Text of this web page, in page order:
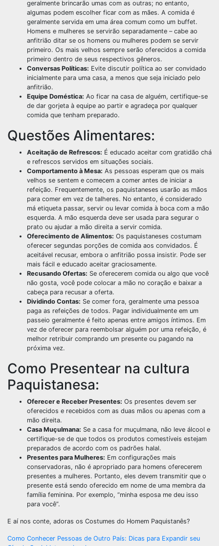
geralmente brincarão umas com as outras; no entanto,
algumas podem escolher ficar com as mães. A comida é
geralmente servida em uma área comum como um buffet.
Homens e mulheres se servirão separadamente – cabe ao
anfitrião ditar se os homens ou mulheres podem se servir
primeiro. Os mais velhos sempre serão oferecidos a comida
primeiro dentro de seus respectivos gêneros.
Conversas Políticas: Evite discutir política ao ser convidado
inicialmente para uma casa, a menos que seja iniciado pelo
anfitrião.
Equipe Doméstica: Ao ficar na casa de alguém, certifique-se
de dar gorjeta à equipe ao partir e agradeça por qualquer
comida que tenham preparado.
Questões Alimentares:
Aceitação de Refrescos: É educado aceitar com gratidão chá
e refrescos servidos em situações sociais.
Comportamento à Mesa: As pessoas esperam que os mais
velhos se sentem e comecem a comer antes de iniciar a
refeição. Frequentemente, os paquistaneses usarão as mãos
para comer em vez de talheres. No entanto, é considerado
má etiqueta passar, servir ou levar comida à boca com a mão
esquerda. A mão esquerda deve ser usada para segurar o
prato ou ajudar a mão direita a servir comida.
Oferecimento de Alimentos: Os paquistaneses costumam
oferecer segundas porções de comida aos convidados. É
aceitável recusar, embora o anfitrião possa insistir. Pode ser
mais fácil e educado aceitar graciosamente.
Recusando Ofertas: Se oferecerem comida ou algo que você
não gosta, você pode colocar a mão no coração e baixar a
cabeça para recusar a oferta.
Dividindo Contas: Se comer fora, geralmente uma pessoa
paga as refeições de todos. Pagar individualmente em um
passeio geralmente é feito apenas entre amigos íntimos. Em
vez de oferecer para reembolsar alguém por uma refeição, é
melhor retribuir comprando um presente ou pagando na
próxima vez.
Como Presentear na cultura
Paquistanesa:
Oferecer e Receber Presentes: Os presentes devem ser
oferecidos e recebidos com as duas mãos ou apenas com a
mão direita.
Casa Muçulmana: Se a casa for muçulmana, não leve álcool e
certifique-se de que todos os produtos comestíveis estejam
preparados de acordo com os padrões halal.
Presentes para Mulheres: Em configurações mais
conservadoras, não é apropriado para homens oferecerem
presentes a mulheres. Portanto, eles devem transmitir que o
presente está sendo oferecido em nome de uma membra da
família feminina. Por exemplo, “minha esposa me deu isso
para você”.
E aí nos conte, adoras os Costumes do Homem Paquistanês?
Como Conhecer Pessoas de Outro País: Dicas para Expandir seu